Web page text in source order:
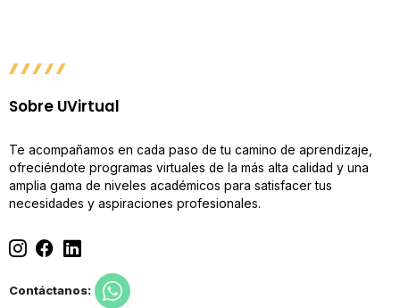
Sobre UVirtual
Te acompañamos en cada paso de tu camino de aprendizaje,
ofreciéndote programas virtuales de la más alta calidad y una
amplia gama de niveles académicos para satisfacer tus
necesidades y aspiraciones profesionales.
Contáctanos: